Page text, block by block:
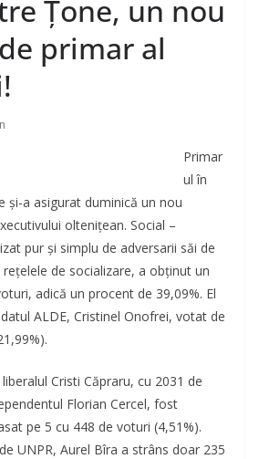
Ţone, un nou
primar al
Primar
ul în
şi-a asigurat duminică un nou
olteniţean. Social –
pur şi simplu de adversarii săi de
de socializare, a obţinut un
adică un procent de 39,09%. El
ALDE, Cristinel Onofrei, votat de
Cristi Căpraru, cu 2031 de
Florian Cercel, fost
pe 5 cu 448 de voturi (4,51%).
UNPR, Aurel Bîra a strâns doar 235